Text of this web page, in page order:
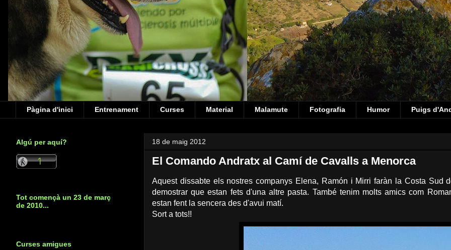
Pàgina d'inici Entrenament Curses Material Malamute Fotografia Humor Puigs
18 de maig 2012
El Comando Andratx al Camí de Cavalls a Menorca
Aquest dissabte els nostres companys Elena, Ramón i Mirri faràn la Costa Sud
demostrar que estan fets d'una altre pasta. També tenim molts amics com
estan fent la sencera des d'avui matí.
Sort a tots!!
Algú per aquí?
Tot començà un 23 de març
de 2010...
Curses amigues